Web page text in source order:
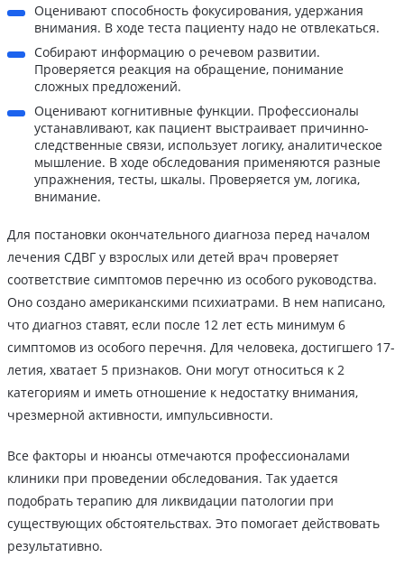
Оценивают способность фокусирования, удержания
внимания. В ходе теста пациенту надо не отвлекаться.
Собирают информацию о речевом развитии.
Проверяется реакция на обращение, понимание
сложных предложений.
Оценивают когнитивные функции. Профессионалы
устанавливают, как пациент выстраивает причинно-
следственные связи, использует логику, аналитическое
мышление. В ходе обследования применяются разные
упражнения, тесты, шкалы. Проверяется ум, логика,
внимание.
Для постановки окончательного диагноза перед началом
лечения СДВГ у взрослых или детей врач проверяет
соответствие симптомов перечню из особого руководства.
Оно создано американскими психиатрами. В нем написано,
что диагноз ставят, если после 12 лет есть минимум 6
симптомов из особого перечня. Для человека, достигшего 17-
летия, хватает 5 признаков. Они могут относиться к 2
категориям и иметь отношение к недостатку внимания,
чрезмерной активности, импульсивности.
Все факторы и нюансы отмечаются профессионалами
клиники при проведении обследования. Так удается
подобрать терапию для ликвидации патологии при
существующих обстоятельствах. Это помогает действовать
результативно.